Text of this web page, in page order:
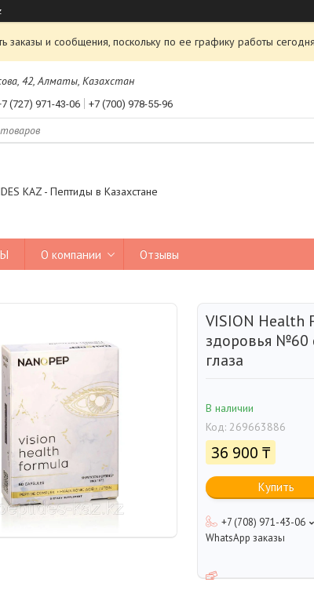
заказы и сообщения, поскольку по ее графику работы
42, Алматы, Казахстан
(727) 971-43-06 +7 (700) 978-55-96
KAZ - Пептиды в Казахстане
О компании Отзывы
VISION
здоровья №60
глаза
В наличии
Код: 269663886
36 900 ₸
Купить
+7 (708) 971-43-06
WhatsApp заказы